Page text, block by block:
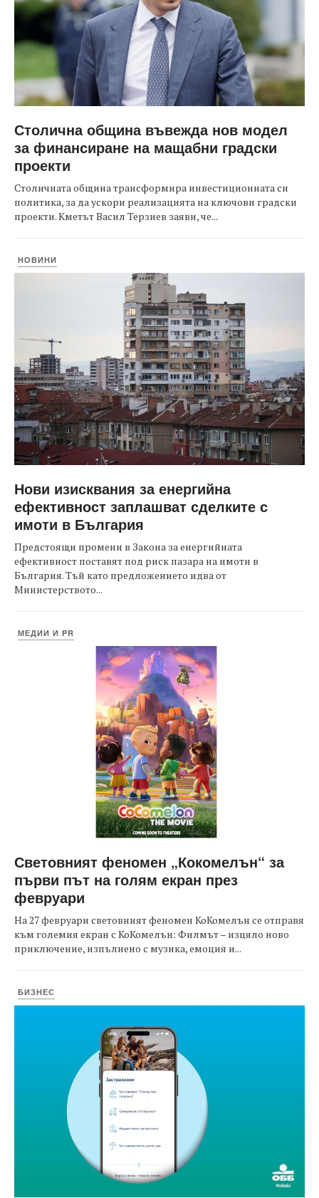
Столична община въвежда нов модел
за финансиране на мащабни градски
проекти
Столичната община трансформира инвестиционната си
политика, за да ускори реализацията на ключови градски
проекти. Кметът Васил Терзиев заяви, че...
НОВИНИ
Нови изисквания за енергийна
ефективност заплашват сделките с
имоти в България
Предстоящи промени в Закона за енергийната
ефективност поставят под риск пазара на имоти в
България. Тъй като предложението идва от
Министерството...
МЕДИИ И PR
Световният феномен „Кокомелън“ за
първи път на голям екран през
февруари
На 27 февруари световният феномен КоКомелън се отправя
към големия екран с КоКомелън: Филмът – изцяло ново
приключение, изпълнено с музика, емоция и...
БИЗНЕС